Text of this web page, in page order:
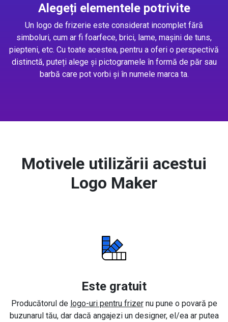
Alegeți elementele potrivite
Un logo de frizerie este considerat incomplet fără
simboluri, cum ar fi foarfece, brici, lame, mașini de tuns,
piepteni, etc. Cu toate acestea, pentru a oferi o perspectivă
distinctă, puteți alege și pictogramele în formă de păr sau
barbă care pot vorbi și în numele marca ta.
Motivele utilizării acestui
Logo Maker
Este gratuit
Producătorul de logo-uri pentru frizernu pune o povară pe
buzunarul tău, dar dacă angajezi un designer, el/ea ar putea